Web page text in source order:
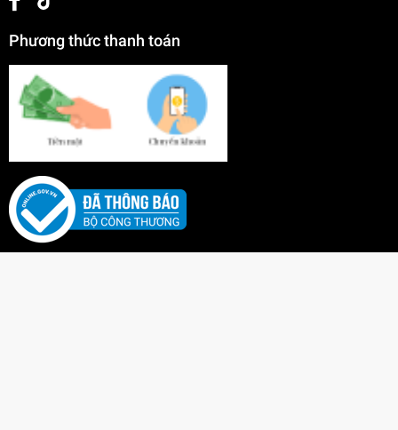
Phương thức thanh toán